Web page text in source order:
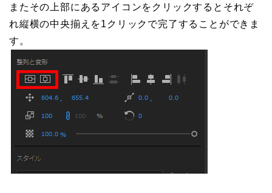
またその上部にあるアイコンをクリックするとそれぞ
れ縦横の中央揃えを1クリックで完了することができま
す。